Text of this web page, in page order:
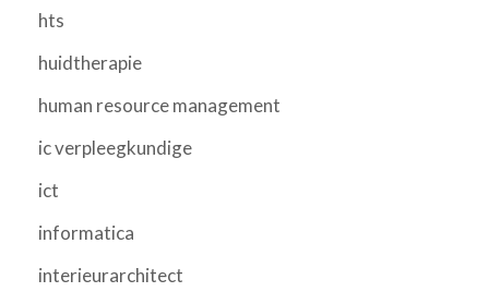
hts
huidtherapie
human resource management
ic verpleegkundige
ict
informatica
interieurarchitect